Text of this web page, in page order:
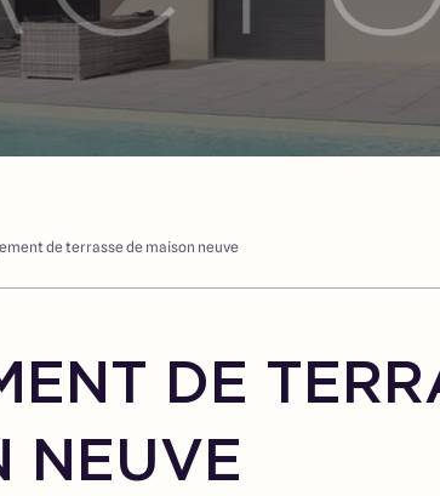
de terrasse de maison neuve
DE
NEUVE